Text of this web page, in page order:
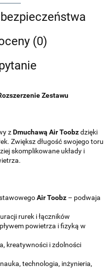
(0)
Zestawu
zDmuchawą Air Toobzdzięki
Zwiększ długość swojego toru
skomplikowane układy i
Air Toobz – podwaja
rurek i łączników
powietrza i fizyką w
kreatywności i zdolności
technologia, inżynieria,